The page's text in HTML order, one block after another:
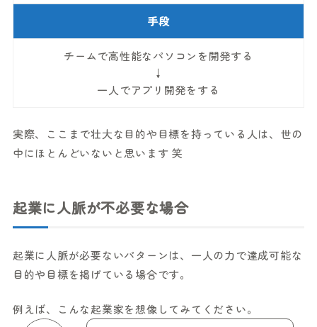
手段
チームで高性能なパソコンを開発する
↓
一人でアプリ開発をする
実際、ここまで壮大な目的や目標を持っている人は、世の
中にほとんどいないと思います 笑
起業に人脈が不必要な場合
起業に人脈が必要ないパターンは、一人の力で達成可能な
目的や目標を掲げている場合です。
例えば、こんな起業家を想像してみてください。